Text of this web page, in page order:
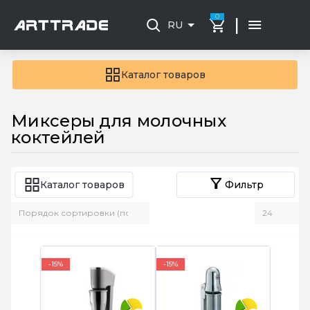
Каталог товаров
RU
0 |
Миксеры для молочных
коктейлей
Каталог товаров Фильтр
-15% -15%